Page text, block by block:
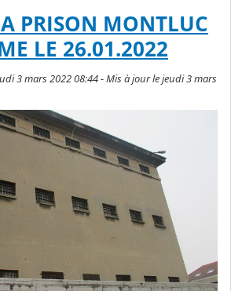
PRISON MONTLUC
LE 26.01.2022
3 mars 2022 08:44 - Mis à jour le jeudi 3 mars